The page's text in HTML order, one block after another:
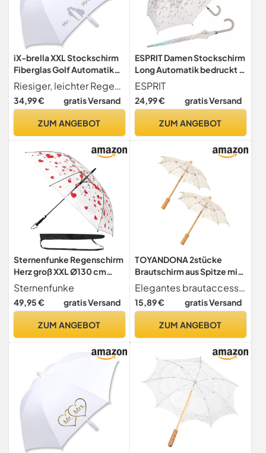
iX-brella XXL Stockschirm
Fiberglas Golf Automatik
Weiß Mr. & Mrs. LiebespaarRiesiger, leichter Regenschirm mit 1
34,99 € gratis Versand
ZUM ANGEBOT
ESPRIT Damen Stockschirm
Long Automatik bedruckt -
Butterfly kiss grau-aqua
ESPRIT
24,99 € gratis Versand
ZUM ANGEBOT
Sternenfunke Regenschirm
Herz groß XXL Ø130 cm
transparent, durchsichtiger
Regenschirm Hochzeit Herz
2 Personen
Sternenfunke
49,95 € gratis Versand
ZUM ANGEBOT
TOYANDONA 2stücke
Brautschirm aus Spitze mit
Holzgriff Beige für
Hochzeitsdekoration und
Fotoshootings Vintage-
Bräutigam für Partys und
Elegantes brautaccessoire der brautschirm besticht durch sein vintage-design in cremeweiß mit dekorativer spitze und ist somit der perfekte schirm für brautfotoshootings
15,89 € gratis Versand
ZUM ANGEBOT